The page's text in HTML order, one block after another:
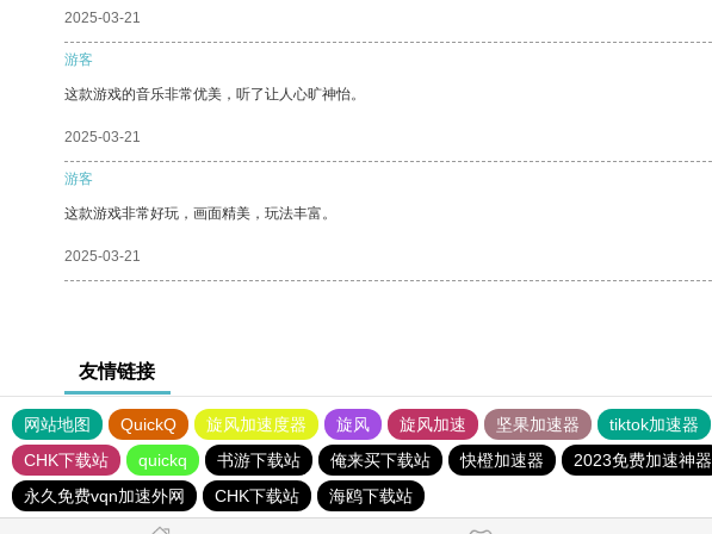
2025-03-21
游客
这款游戏的音乐非常优美，听了让人心旷神怡。
2025-03-21
游客
这款游戏非常好玩，画面精美，玩法丰富。
2025-03-21
友情链接
网站地图 QuickQ 旋风加速度器 旋风 旋风加速 坚果加速器 tiktok加速器
CHK下载站
quickq 书游下载站 俺来买下载站 快橙加速器 2023免费加速神器
永久免费vqn加速外网
CHK下载站 海鸥下载站